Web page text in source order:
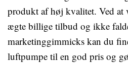
produkt af høj kvalitet. Ved
ægte billige tilbud og ikke
marketinggimmicks kan du
luftpumpe til en god pris og